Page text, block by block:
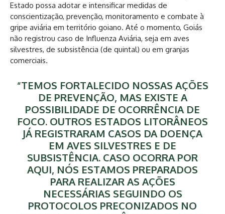
Estado possa adotar e intensificar medidas de
conscientização, prevenção, monitoramento e combate à
gripe aviária em território goiano. Até o momento, Goiás
não registrou caso de Influenza Aviária, seja em aves
silvestres, de subsistência (de quintal) ou em granjas
comerciais.
“TEMOS FORTALECIDO NOSSAS AÇÕES
DE PREVENÇÃO, MAS EXISTE A
POSSIBILIDADE DE OCORRÊNCIA DE
FOCO. OUTROS ESTADOS LITORÂNEOS
JÁ REGISTRARAM CASOS DA DOENÇA
EM AVES SILVESTRES E DE
SUBSISTÊNCIA. CASO OCORRA POR
AQUI, NÓS ESTAMOS PREPARADOS
PARA REALIZAR AS AÇÕES
NECESSÁRIAS SEGUINDO OS
PROTOCOLOS PRECONIZADOS NO